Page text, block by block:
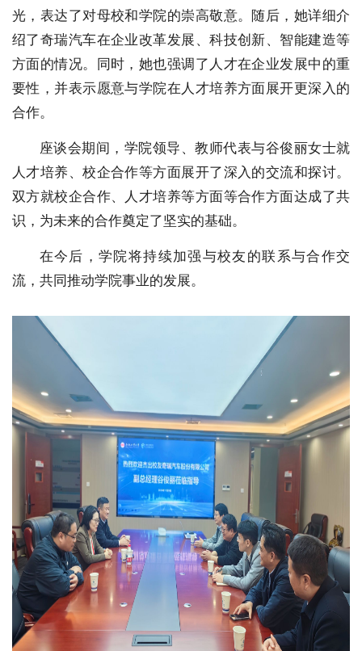
光，表达了对母校和学院的崇高敬意。随后，她详细介
绍了奇瑞汽车在企业改革发展、科技创新、智能建造等
方面的情况。同时，她也强调了人才在企业发展中的重
要性，并表示愿意与学院在人才培养方面展开更深入的
合作。
座谈会期间，学院领导、教师代表与谷俊丽女士就
人才培养、校企合作等方面展开了深入的交流和探讨。
双方就校企合作、人才培养等方面等合作方面达成了共
识，为未来的合作奠定了坚实的基础。
在今后，学院将持续加强与校友的联系与合作交
流，共同推动学院事业的发展。